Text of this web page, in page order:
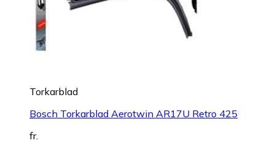
Torkarblad
Bosch Torkarblad Aerotwin AR17U Retro 425
fr.